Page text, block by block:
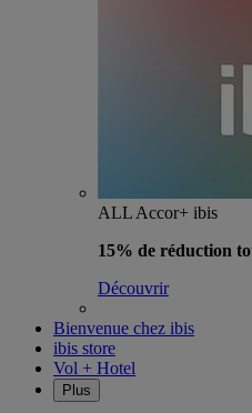
ALL Accor+ ibis
15% de réduction
Découvrir
Bienvenue chez ibis
ibis store
Vol + Hotel
Plus